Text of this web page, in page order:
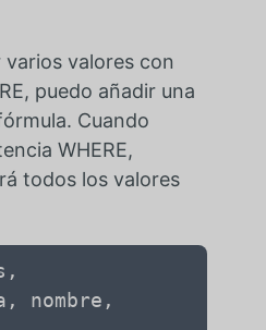
valores con
puedo añadir una
Cuando
WHERE,
todos los valores
nombre,